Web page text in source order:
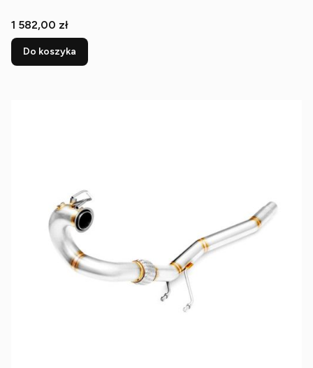
Cena
1 582,00 zł
Do koszyka